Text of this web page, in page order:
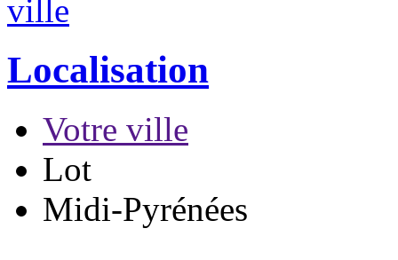
Localisation
Votre ville
Lot
Midi-Pyrénées